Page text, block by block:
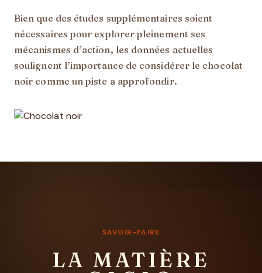
Bien que des études supplémentaires soient
nécessaires pour explorer pleinement ses
mécanismes d’action, les données actuelles
soulignent l’importance de considérer le chocolat
noir comme un piste a approfondir.
SAVOIR-FAIRE
LA MATIÈRE